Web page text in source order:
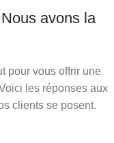
avons la
pour vous offrir une
les réponses aux
clients se posent.